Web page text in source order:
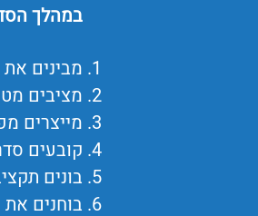
במהלך
מבינים
מציבים
מייצרים
קובעים
בונים
בוחנים את